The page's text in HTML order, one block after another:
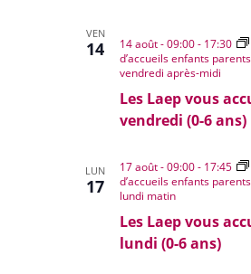
VEN
14
Les Laep vous
vendredi (0-6 ans)
14 août - 09:00- 17:30
d’accueils enfants
vendredi après-midi
LUN
17
Les Laep vous
lundi (0-6 ans)
17 août - 09:00- 17:45
d’accueils enfants
lundi matin